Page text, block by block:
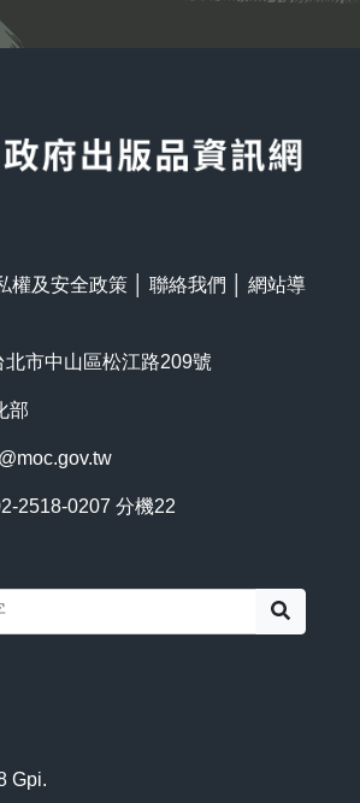
權及安全政策 聯絡我們
網站導
市中山區松江路209號
部
2518-0207 分機22
Gpi.